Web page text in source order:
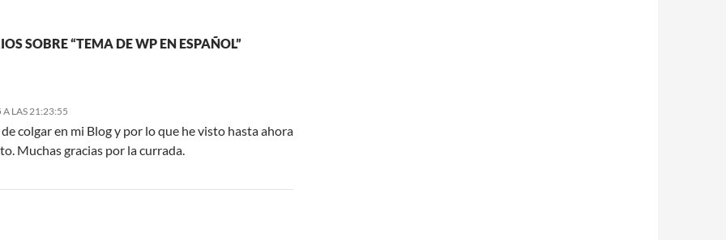
SOBRE “TEMA DE WP EN ESPAÑOL”
LAS 21:23:55
de colgar en mi Blog y por lo que he visto hasta ahora
Muchas gracias por la currada.